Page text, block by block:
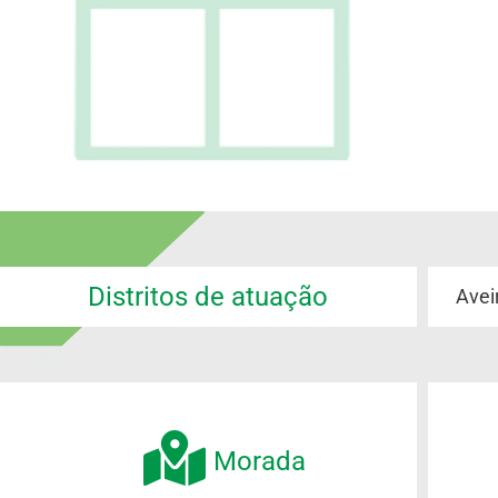
Distritos de atuação
Morada